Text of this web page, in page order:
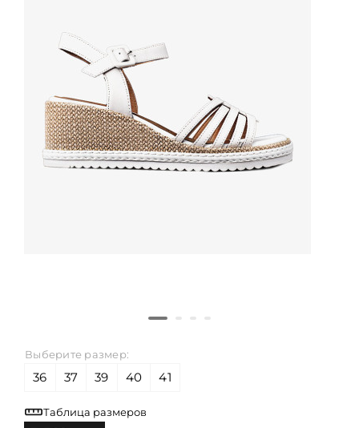
Выберите размер:
36 37 39 40 41
Таблица размеров